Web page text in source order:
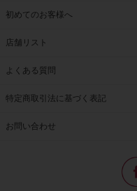
初めてのお客様へ
店舗リスト
よくある質問
特定商取引法に基づく表記
お問い合わせ